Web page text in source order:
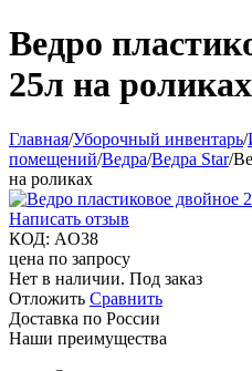
Ведро
25л на роликах
Главная/Уборочный инвентарь/
помещений/Ведра/Ведра Star/
на роликах
Написать отзыв
КОД: AO38
цена по запросу
Нет в наличии. Под заказ
Отложить Сравнить
Доставка по России
Наши преимущества